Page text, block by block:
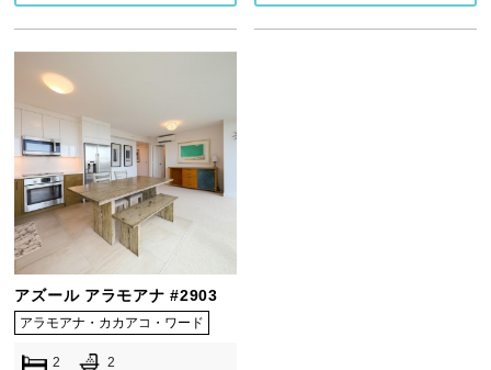
アズール アラモアナ #2903
アラモアナ・カカアコ・ワード
2 2